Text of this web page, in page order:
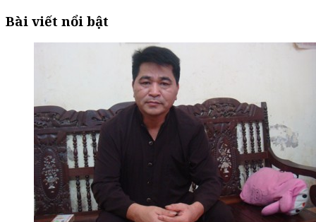
Bài viết nổi bật